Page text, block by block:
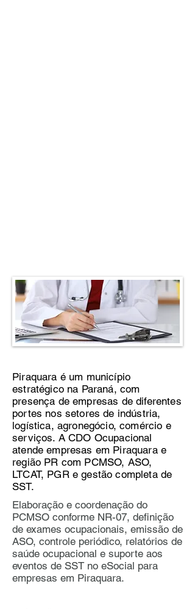
Piraquara é um município
estratégico na Paraná, com
presença de empresas de diferentes
portes nos setores de indústria,
logística, agronegócio, comércio e
serviços. A CDO Ocupacional
atende empresas em Piraquara e
região PR com PCMSO, ASO,
LTCAT, PGR e gestão completa de
SST.
Elaboração e coordenação do
PCMSO conforme NR-07, definição
de exames ocupacionais, emissão de
ASO, controle periódico, relatórios de
saúde ocupacional e suporte aos
eventos de SST no eSocial para
empresas em Piraquara.